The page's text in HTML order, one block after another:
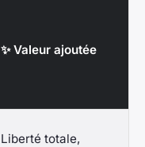
✨ Valeur ajoutée
Liberté totale,